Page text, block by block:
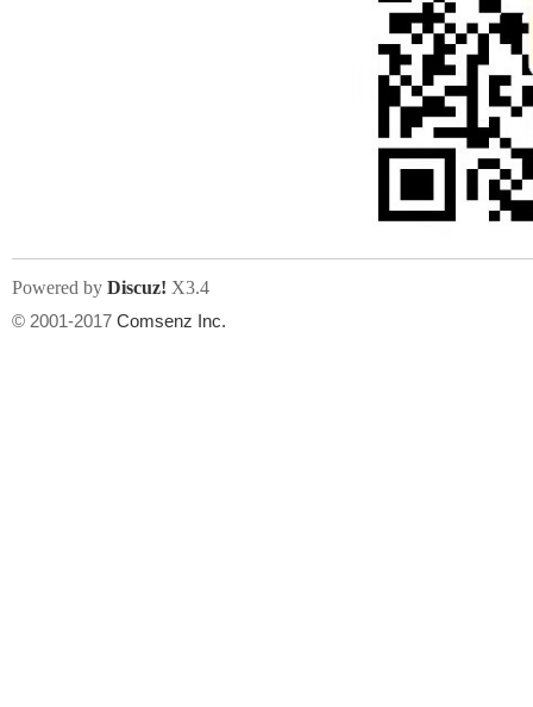
Powered by Discuz! X3.4
© 2001-2017 Comsenz Inc.